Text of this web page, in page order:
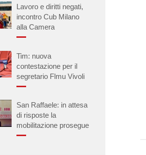
Lavoro e diritti negati,
incontro Cub Milano
alla Camera
Tim: nuova
contestazione per il
segretario Flmu Vivoli
San Raffaele: in attesa
di risposte la
mobilitazione prosegue